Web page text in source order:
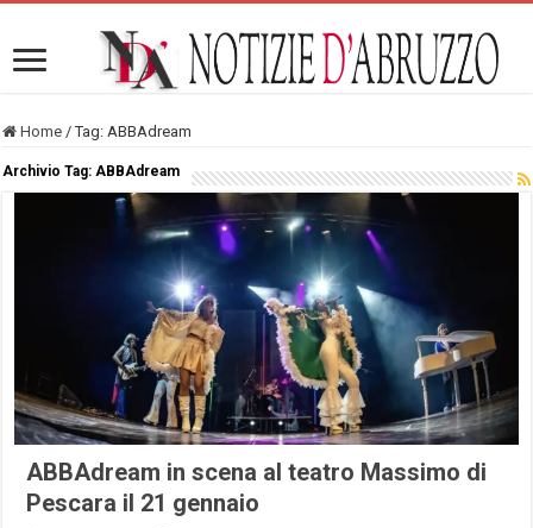
Home / Tag: ABBAdream
Archivio Tag:ABBAdream
ABBAdream in scena al teatro Massimo di
Pescara il 21 gennaio